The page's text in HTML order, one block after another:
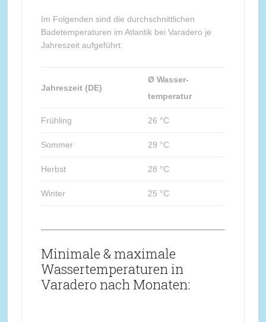
Im Folgenden sind die durchschnittlichen
Badetemperaturen im Atlantik bei Varadero je
Jahreszeit aufgeführt.
Jahreszeit (DE)
Ø Wasser-
temperatur
Frühling 26 °C
Sommer 29 °C
Herbst 28 °C
Winter 25 °C
Minimale & maximale
Wassertemperaturen in
Varadero nach Monaten: